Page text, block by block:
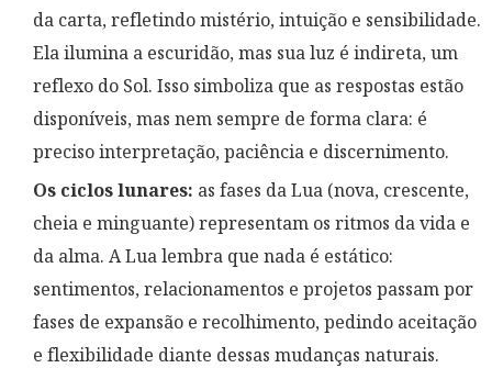
da carta, refletindo mistério, intuição e sensibilidade.
Ela ilumina a escuridão, mas sua luz é indireta, um
reflexo do Sol. Isso simboliza que as respostas estão
disponíveis, mas nem sempre de forma clara: é
preciso interpretação, paciência e discernimento.
Os ciclos lunares: as fases da Lua (nova, crescente,
cheia e minguante) representam os ritmos da vida e
da alma. A Lua lembra que nada é estático:
sentimentos, relacionamentos e projetos passam por
fases de expansão e recolhimento, pedindo aceitação
e flexibilidade diante dessas mudanças naturais.